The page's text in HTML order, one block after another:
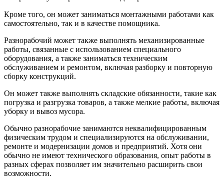
Кроме того, он может заниматься монтажными работами как
самостоятельно, так и в качестве помощника.
Разнорабочий может также выполнять механизированные
работы, связанные с использованием специального
оборудования, а также заниматься техническим
обслуживанием и ремонтом, включая разборку и повторную
сборку конструкций.
Он может также выполнять складские обязанности, такие как
погрузка и разгрузка товаров, а также мелкие работы, включая
уборку и вывоз мусора.
Обычно разнорабочие занимаются неквалифицированным
физическим трудом и специализируются на обслуживании,
ремонте и модернизации домов и предприятий. Хотя они
обычно не имеют технического образования, опыт работы в
разных сферах позволяет им значительно расширить свои
возможности.